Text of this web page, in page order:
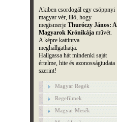
Akiben csordogál egy csöppnyi
magyar vér, illő, hogy
megismerje Thuróczy János: A
Magyarok Krónikájaművét.
A képre kattintva
meghallgathatja.
Hallgassa hát mindenki saját
értelme, hite és azonosságtudata
szerint!
Magyar Regék
Regefilmek
Magyar Mesék